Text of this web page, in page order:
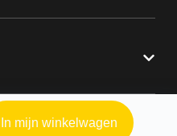
In mijn winkelwagen